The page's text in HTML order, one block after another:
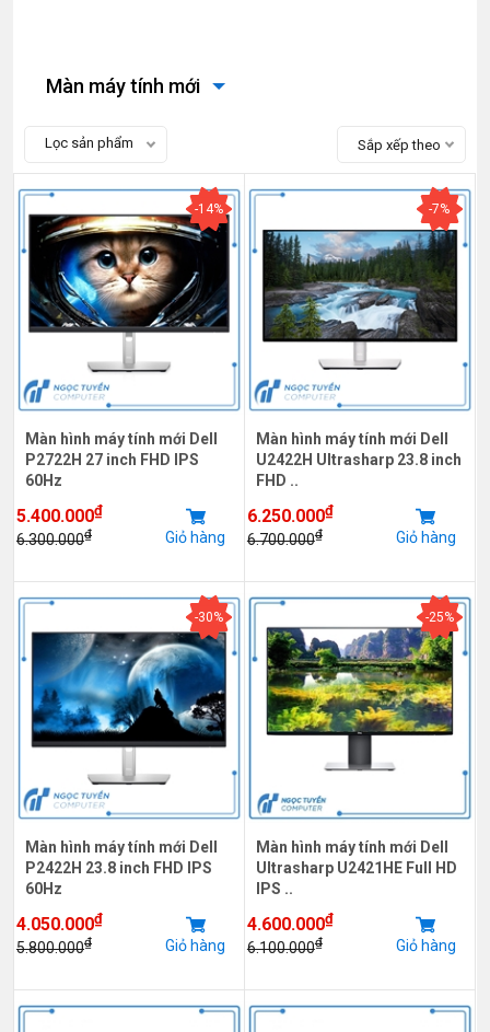
Màn máy tính mới
Lọc sản phẩm Sắp xếp theo
-14%
Màn hình máy tính mới Dell
P2722H 27 inch FHD IPS
60Hz
5.400.000₫
6.300.000₫ Giỏ hàng
-7%
Màn hình máy tính mới Dell
U2422H Ultrasharp 23.8 inch
FHD ..
6.250.000₫
6.700.000₫ Giỏ hàng
-30%
Màn hình máy tính mới Dell
P2422H 23.8 inch FHD IPS
60Hz
4.050.000₫
5.800.000₫ Giỏ hàng
-25%
Màn hình máy tính mới Dell
Ultrasharp U2421HE Full HD
IPS ..
4.600.000₫
6.100.000₫ Giỏ hàng